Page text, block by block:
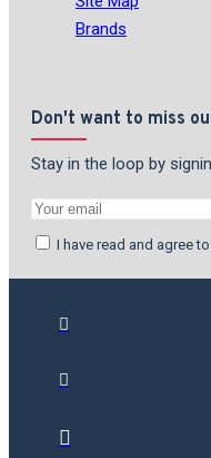
Brands
Don't want to miss
Stay in the loop by
I have read and agree